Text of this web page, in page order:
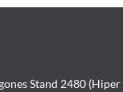
Stand 2480